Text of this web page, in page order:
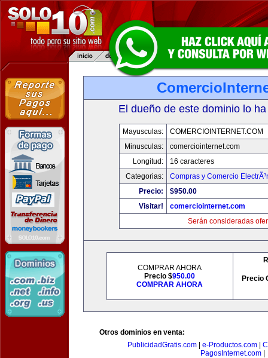
El dueño de este dominio lo
Mayusculas:
COMERCIOINTERNET.COM
Minusculas:
comerciointernet.com
Longitud:
16 caracteres
Categorias:
Compras y Comercio
Precio:
$950.00
Visitar!
comerciointernet.com
Serán consideradas
COMPRAR AHORA
Precio $950.00
COMPRAR AHORA
Precio
Otros dominios en venta:
PublicidadGratis.com
e-Productos.com
PagosInternet.com